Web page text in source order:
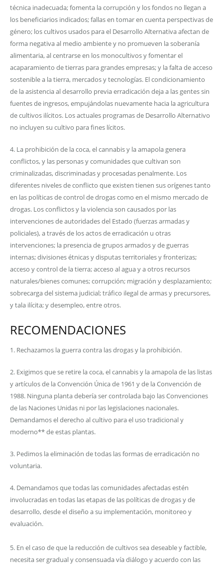
técnica inadecuada; fomenta la corrupción y los fondos no llegan a
los beneficiarios indicados; fallas en tomar en cuenta perspectivas de
género; los cultivos usados para el Desarrollo Alternativa afectan de
forma negativa al medio ambiente y no promueven la soberanía
alimentaria, al centrarse en los monocultivos y fomentar el
acaparamiento de tierras para grandes empresas; y la falta de acceso
sostenible a la tierra, mercados y tecnologías. El condicionamiento
de la asistencia al desarrollo previa erradicación deja a las gentes sin
fuentes de ingresos, empujándolas nuevamente hacia la agricultura
de cultivos ilícitos. Los actuales programas de Desarrollo Alternativo
no incluyen su cultivo para fines lícitos.
4. La prohibición de la coca, el cannabis y la amapola genera
conflictos, y las personas y comunidades que cultivan son
criminalizadas, discriminadas y procesadas penalmente. Los
diferentes niveles de conflicto que existen tienen sus orígenes tanto
en las políticas de control de drogas como en el mismo mercado de
drogas. Los conflictos y la violencia son causados por las
intervenciones de autoridades del Estado (fuerzas armadas y
policiales), a través de los actos de erradicación u otras
intervenciones; la presencia de grupos armados y de guerras
internas; divisiones étnicas y disputas territoriales y fronterizas;
acceso y control de la tierra; acceso al agua y a otros recursos
naturales/bienes comunes; corrupción; migración y desplazamiento;
sobrecarga del sistema judicial; tráfico ilegal de armas y precursores,
y tala ilícita; y desempleo, entre otros.
RECOMENDACIONES
1. Rechazamos la guerra contra las drogas y la prohibición.
2. Exigimos que se retire la coca, el cannabis y la amapola de las listas
y artículos de la Convención Única de 1961 y de la Convención de
1988. Ninguna planta debería ser controlada bajo las Convenciones
de las Naciones Unidas ni por las legislaciones nacionales.
Demandamos el derecho al cultivo para el uso tradicional y
moderno** de estas plantas.
3. Pedimos la eliminación de todas las formas de erradicación no
voluntaria.
4. Demandamos que todas las comunidades afectadas estén
involucradas en todas las etapas de las políticas de drogas y de
desarrollo, desde el diseño a su implementación, monitoreo y
evaluación.
5. En el caso de que la reducción de cultivos sea deseable y factible,
necesita ser gradual y consensuada vía diálogo y acuerdo con las